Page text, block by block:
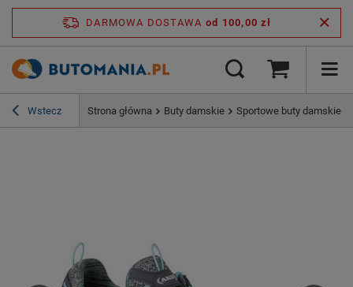
DARMOWA DOSTAWA od 100,00 zł
Wstecz Strona główna Buty damskie Sportowe buty damskie